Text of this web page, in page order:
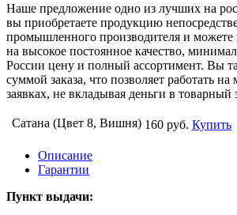
Наше предложение одно из лучших на
вы приобретаете продукцию
промышленного производителя и можете
на высокое постоянное качество,
России цену и полный ассортимент. Вы
суммой заказа, что позволяет работать
заявках, не вкладывая деньги в товарный
Сатана (Цвет 8, Вишня) 160 руб. Купить
Описание
Гарантии
Пункт выдачи: